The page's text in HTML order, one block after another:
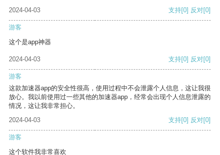
2024-04-03 支持[0] 反对[0]
游客
这个是app神器
2024-04-03 支持[0] 反对[0]
游客
这款加速器app的安全性很高，使用过程中不会泄露个人信息，这让我很
放心。我以前使用过一些其他的加速器app，经常会出现个人信息泄露的
情况，这让我非常担心。
2024-04-03
支持[0] 反对[0]
游客
这个软件我非常喜欢